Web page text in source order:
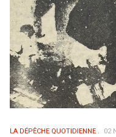
LA DÉPÊCHE QUOTIDIENNE 02